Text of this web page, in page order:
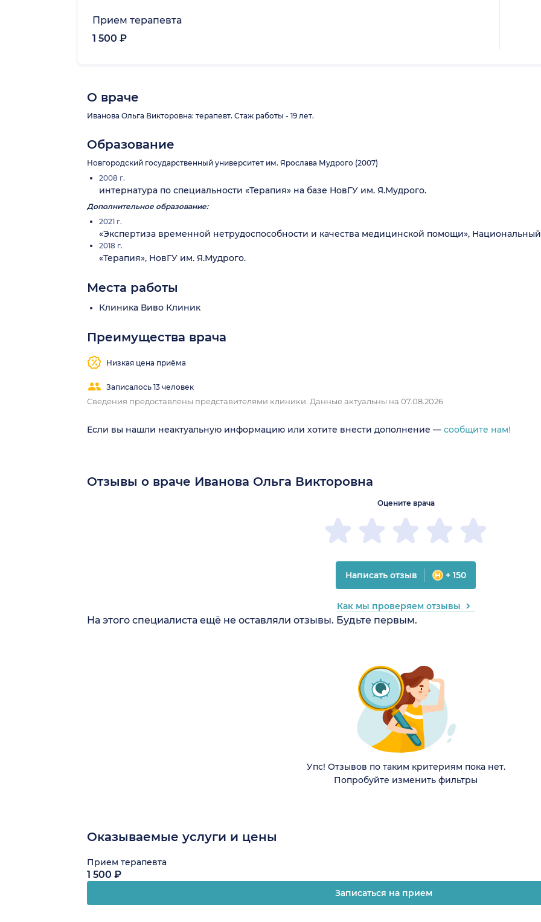
Прием терапевта
1 500 ₽
О враче
Иванова Ольга Викторовна: терапевт. Стаж работы - 19 лет.
Образование
Новгородский государственный университет им. Ярослава Мудрого (2007)
2008 г.
интернатура по специальности «Терапия» на базе НовГУ им. Я.Мудрого.
Дополнительное образование:
2021 г.
«Экспертиза временной нетрудоспособности и качества медицинской помощи»,
2018 г.
«Терапия», НовГУ им. Я.Мудрого.
Места работы
Клиника Виво Клиник
Преимущества врача
Низкая цена приёма
Записалось 13 человек
Сведения предоставлены представителями клиники. Данные актуальны на 07.08.2026
Если вы нашли неактуальную информацию или хотите внести дополнение — сообщите нам!
Отзывы о враче Иванова Ольга Викторовна
На этого специалиста ещё не оставляли отзывы. Будьте первым.
Оцените врача
Написать отзыв + 150
Как мы проверяем отзывы
Упс! Отзывов по таким критериям пока нет.
Попробуйте изменить фильтры
Оказываемые услуги и цены
Прием терапевта
1 500 ₽
Записаться на прием